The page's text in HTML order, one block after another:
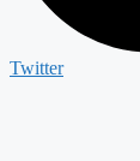
Twitter